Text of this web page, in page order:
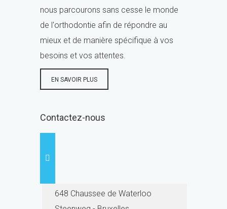
nous parcourons sans cesse le monde
de l'orthodontie afin de répondre au
mieux et de manière spécifique à vos
besoins et vos attentes.
EN SAVOIR PLUS
Contactez-nous
648 Chaussee de Waterloo